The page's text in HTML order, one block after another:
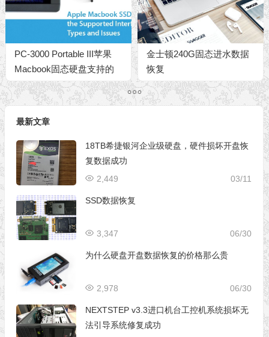
PC-3000 Portable III苹果
Macbook固态硬盘支持的
接口类型和问题
金士顿240G固态进水数据
恢复
最新文章
18TB希捷银河企业级硬盘，硬件损坏开盘恢
复数据成功
03/11
2,449
SSD数据恢复
06/30
3,347
为什么硬盘开盘数据恢复的价格那么贵
06/30
2,978
NEXTSTEP v3.3进口机台工控机系统损坏无
法引导系统修复成功